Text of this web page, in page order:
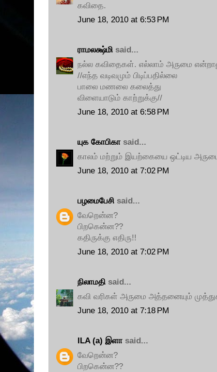
கவிதை.
June 18, 2010 at 6:53 PM
ராமலக்ஷ்மி said...
நல்ல கவிதைகள். எல்லாம் அருமை
//எந்த வடிவமும் பிடிப்பதில்லை
பாலை மணலை கலைத்து
விளையாடும் காற்றுக்கு//
June 18, 2010 at 6:58 PM
யுக கோபிகா said...
காலம் மற்றும் இயற்கையை ஒட்டிய
June 18, 2010 at 7:02 PM
பழமைபேசி said...
வேறென்ன?
பிறகென்ன??
கதிருக்கு எதிரு!!
June 18, 2010 at 7:02 PM
நிலாமதி said...
கவி வரிகள் அருமை அத்தனையும்
June 18, 2010 at 7:18 PM
ILA (a) இளா said...
வேறென்ன?
பிறகென்ன??